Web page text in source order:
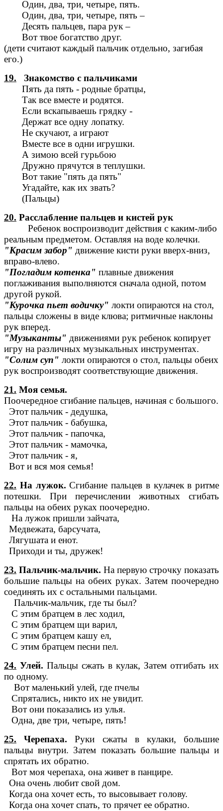
Один, два, три, четыре, пять.
Один, два, три, четыре, пять –
Десять пальцев, пара рук –
Вот твое богатство друг.
(дети считают каждый пальчик отдельно, загибая
его.)
19. Знакомство с пальчиками
Пять да пять - родные братцы,
Так все вместе и родятся.
Если вскапываешь грядку -
Держат все одну лопатку.
Не скучают, а играют
Вместе все в одни игрушки.
А зимою всей гурьбою
Дружно прячутся в теплушки.
Вот такие "пять да пять"
Угадайте, как их звать?
(Пальцы)
20. Расслабление пальцев и кистей рук
Ребенок воспроизводит действия с каким-либо
реальным предметом. Оставляя на воде колечки.
"Красим забор" движение кисти руки вверх-вниз,
вправо-влево.
"Погладим котенка" плавные движения
поглаживания выполняются сначала одной, потом
другой рукой.
"Курочка пьет водичку" локти опираются на стол,
пальцы сложены в виде клюва; ритмичные наклоны
рук вперед.
"Музыканты" движениями рук ребенок копирует
игру на различных музыкальных инструментах.
"Солим суп" локти опираются о стол, пальцы обеих
рук воспроизводят соответствующие движения.
21. Моя семья.
Поочередное сгибание пальцев, начиная с большого.
Этот пальчик - дедушка,
Этот пальчик - бабушка,
Этот пальчик - папочка,
Этот пальчик - мамочка,
Этот пальчик - я,
Вот и вся моя семья!
22. На лужок. Сгибание пальцев в кулачек в ритме
потешки. При перечислении животных сгибать
пальцы на обеих руках поочередно.
На лужок пришли зайчата,
Медвежата, барсучата,
Лягушата и енот.
Приходи и ты, дружек!
23. Пальчик-мальчик. На первую строчку показать
большие пальцы на обеих руках. Затем поочередно
соединять их с остальными пальцами.
Пальчик-мальчик, где ты был?
С этим братцем в лес ходил,
С этим братцем щи варил,
С этим братцем кашу ел,
С этим братцем песни пел.
24. Улей. Пальцы сжать в кулак, Затем отгибать их
по одному.
Вот маленький улей, где пчелы
Спрятались, никто их не увидит.
Вот они показались из улья.
Одна, две три, четыре, пять!
25. Черепаха. Руки сжаты в кулаки, большие
пальцы внутри. Затем показать большие пальцы и
спрятать их обратно.
Вот моя черепаха, она живет в панцире.
Она очень любит свой дом.
Когда она хочет есть, то высовывает голову.
Когда она хочет спать, то прячет ее обратно.